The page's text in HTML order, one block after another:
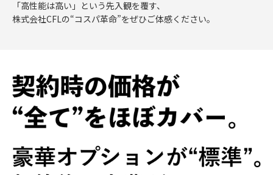
「高性能は高い」という先入観を覆す、
株式会社CFLの“コスパ革命”をぜひご体感ください。